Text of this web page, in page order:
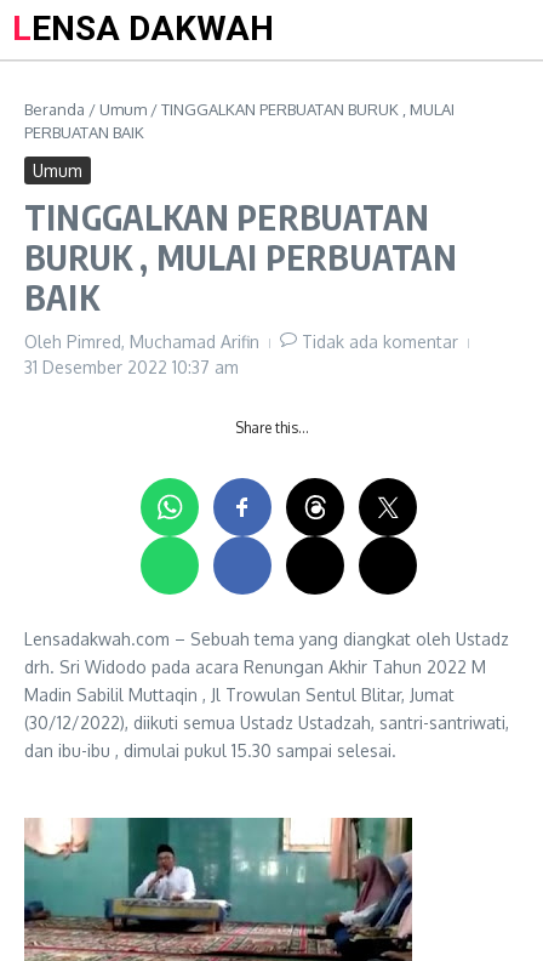
LENSA DAKWAH
Beranda / Umum /TINGGALKAN PERBUATAN BURUK , MULAI
PERBUATAN BAIK
Umum
TINGGALKAN PERBUATAN
BURUK , MULAI PERBUATAN
BAIK
Oleh Pimred, Muchamad Arifin
Tidak ada komentar
31 Desember 2022 10:37 am
Share this…
Lensadakwah.com – Sebuah tema yang diangkat oleh Ustadz
drh. Sri Widodo pada acara Renungan Akhir Tahun 2022 M
Madin Sabilil Muttaqin , Jl Trowulan Sentul Blitar, Jumat
(30/12/2022), diikuti semua Ustadz Ustadzah, santri-santriwati,
dan ibu-ibu , dimulai pukul 15.30 sampai selesai.